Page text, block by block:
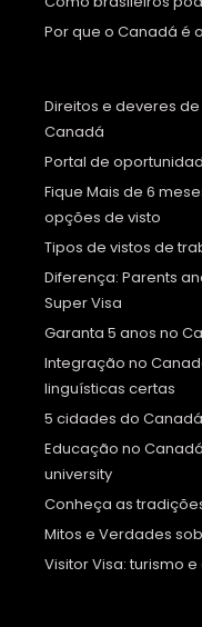
Por que o Canadá é
Direitos e deveres
Canadá
Portal de
Fique Mais de 6
opções de visto
Tipos de vistos de
Diferença: Parents
Super Visa
Garanta 5 anos no
Integração no
linguísticas certas
5 cidades do
Educação no
university
Conheça as
Mitos e Verdades
Visitor Visa: turismo